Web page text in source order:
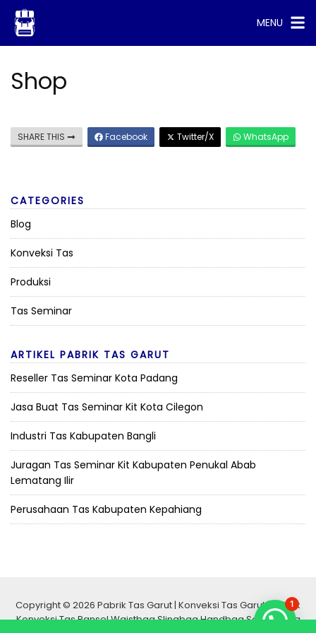
Skip
content
MENU
Shop
SHARE THIS Facebook Twitter/X WhatsApp
CATEGORIES
Blog
Konveksi Tas
Produksi
Tas Seminar
ARTIKEL PABRIK TAS GARUT
Reseller Tas Seminar Kota Padang
Jasa Buat Tas Seminar Kit Kota Cilegon
Industri Tas Kabupaten Bangli
Juragan Tas Seminar Kit Kabupaten Penukal Abab
Lematang Ilir
Perusahaan Tas Kabupaten Kepahiang
Copyright © 2026 Pabrik Tas Garut | Konveksi Tas Garut | Pabrik
Konveksi Tas Ransel Waistbag Slingbag Handbag Selempang
1